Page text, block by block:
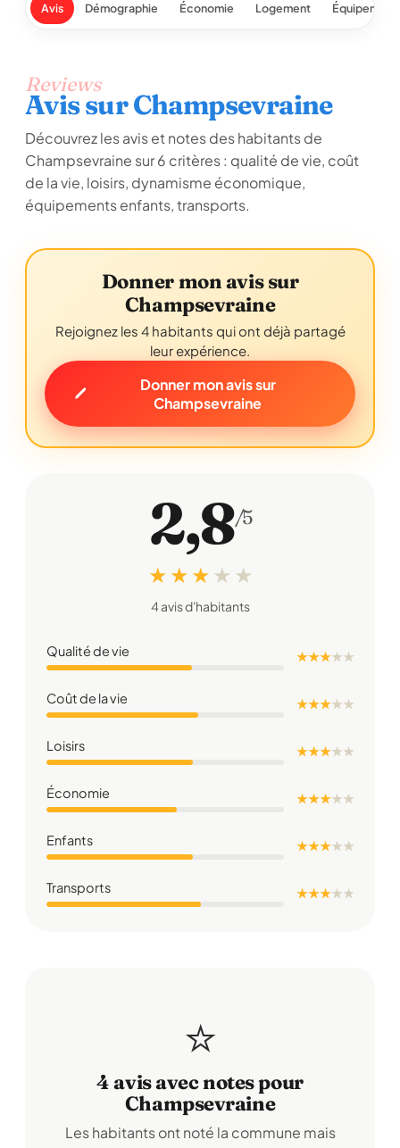
Avis Démographie Économie Logement
Reviews
Avis sur Champsevraine
Découvrez les avis et notes des habitants de
Champsevraine sur 6 critères : qualité de vie, coût
de la vie, loisirs, dynamisme économique,
équipements enfants, transports.
Donner mon avis sur
Champsevraine
Rejoignez les 4 habitants qui ont déjà partagé
leur expérience.
Donner mon avis sur
Champsevraine
2,8/5
★ ★ ★ ★ ★
4 avis d'habitants
Qualité de vie ★ ★ ★★★
Coût de la vie ★ ★ ★★★
Loisirs ★ ★ ★★★
Économie ★ ★ ★★★
Enfants ★ ★ ★★★
Transports ★ ★ ★★★
⭐
4 avis avec notes pour
Champsevraine
Les habitants ont noté la commune mais